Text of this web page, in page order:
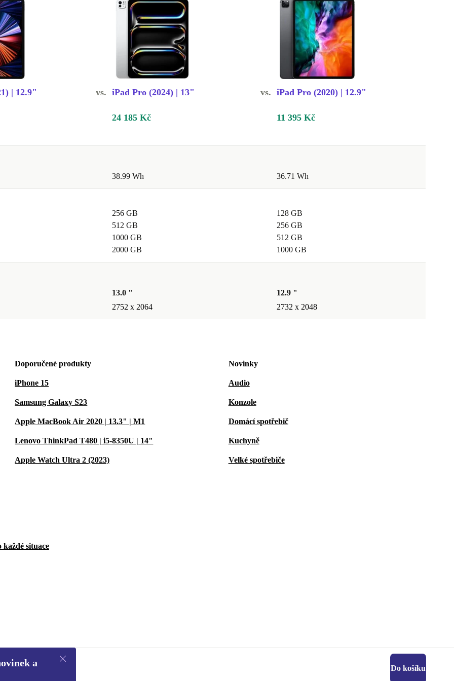
efektivně na
a
v kontaktu,
volbu,
závazek k
| 12.9" vs. iPad Pro (2024) | 13" vs. iPad Pro (2020) | 12.9"
24 185 Kč 11 395 Kč
38.99 Wh 36.71 Wh
256 GB
512 GB
1000 GB
2000 GB
128 GB
256 GB
512 GB
1000 GB
13.0 "
2752 x 2064
12.9 "
2732 x 2048
Doporučené produkty
iPhone 15
Samsung Galaxy S23
Apple MacBook Air 2020 | 13.3" | M1
Lenovo ThinkPad T480 | i5-8350U | 14"
Apple Watch Ultra 2 (2023)
Novinky
Audio
Konzole
Domácí spotřebič
Kuchyně
Velké spotřebiče
situace
Do košíku
a